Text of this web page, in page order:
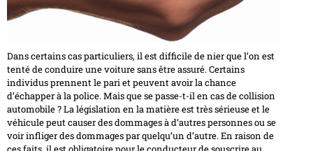
Dans certains cas particuliers, il est difficile de nier que l’on est
tenté de conduire une voiture sans être assuré. Certains
individus prennent le pari et peuvent avoir la chance
d’échapper à la police. Mais que se passe-t-il en cas de collision
automobile ? La législation en la matière est très sérieuse et le
véhicule peut causer des dommages à d’autres personnes ou se
voir infliger des dommages par quelqu’un d’autre. En raison de